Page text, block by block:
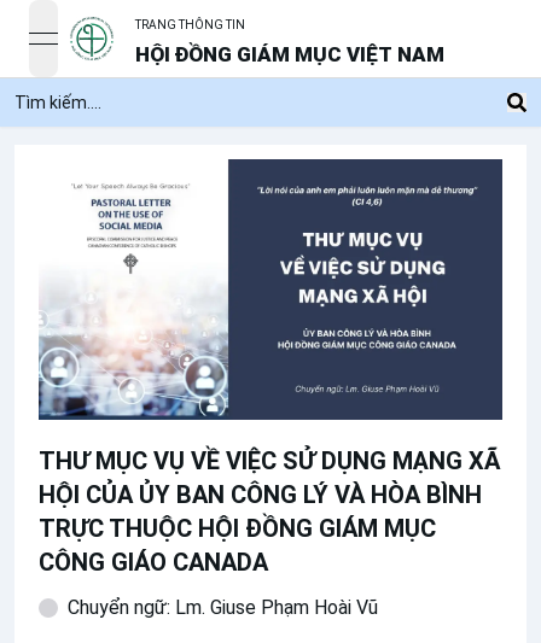
open navigation menu
TRANG THÔNG TIN
HỘI ĐỒNG GIÁM MỤC VIỆT NAM
THƯ MỤC VỤ VỀ VIỆC SỬ DỤNG MẠNG XÃ
HỘI CỦA ỦY BAN CÔNG LÝ VÀ HÒA BÌNH
TRỰC THUỘC HỘI ĐỒNG GIÁM MỤC
CÔNG GIÁO CANADA
Chuyển ngữ: Lm. Giuse Phạm Hoài Vũ